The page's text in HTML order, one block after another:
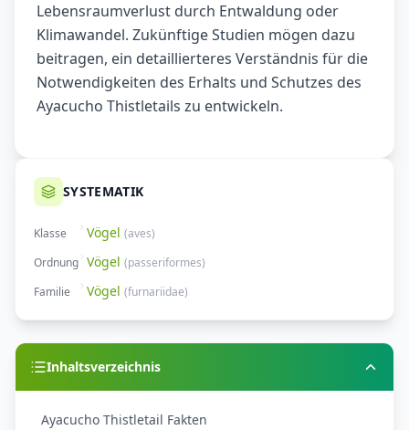
Lebensraumverlust durch Entwaldung oder
Klimawandel. Zukünftige Studien mögen dazu
beitragen, ein detaillierteres Verständnis für die
Notwendigkeiten des Erhalts und Schutzes des
Ayacucho Thistletails zu entwickeln.
SYSTEMATIK
Klasse Vögel (aves)
Ordnung Vögel (passeriformes)
Familie
Vögel (furnariidae)
Inhaltsverzeichnis
Ayacucho Thistletail Fakten